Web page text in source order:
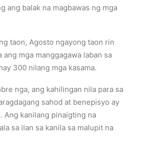
ang balak na magbawas ng mga
taon, Agosto ngayong taon rin
ang mga manggagawa laban sa
300 nilang mga kasama.
nga, ang kahilingan nila para sa
sahod at benepisyo ay
Ang kanilang pinaigting na
sa ilan sa kanila sa malupit na